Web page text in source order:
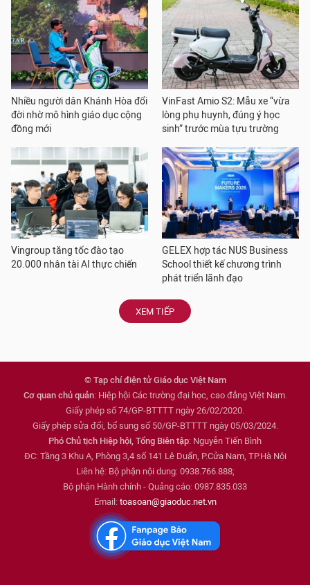
Nhiều người dân Khánh Hòa đổi
đời nhờ mô hình giáo dục cộng
đồng mới
VinFast Amio S2: Mẫu xe “vừa
lòng phụ huynh, đúng ý học
sinh” trước mùa tựu trường
Vingroup tăng tốc đào tạo
20.000 nhân tài AI thực chiến
GELEX hợp tác NUS Business
School thiết kế chương trình
phát triển lãnh đạo
XEM TIẾP
© Tạp chí điện tử Giáo dục Việt Nam
Cơ quan chủ quản: Hiệp hội Các trường đại học, cao đẳng Việt Nam.
Giấy phép số 74/GP-BTTTT ngày 26/02/2020.
Giấy phép sửa đổi, bổ sung số 50/GP-BTTTT ngày 05/03/2024.
Phó Chủ tịch Hiệp hội, Tổng Biên tập: Nguyễn Tiến Bình
ĐC: Tầng 3 Khu A, Phòng 3,4 số 141 Lê Duẩn, P.Cửa Nam, TP.Hà Nội
Liên hệ: Bộ phận nội dung: 0938.766.888;
Bộ phận Hành chính - Quảng cáo: 0987.835.033
Email: toasoan@giaoduc.net.vn